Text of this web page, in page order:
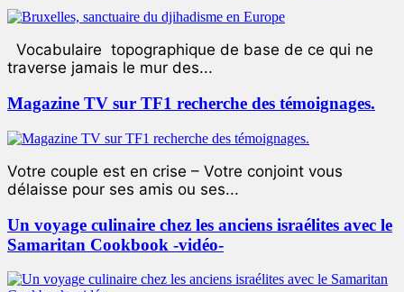
Vocabulaire topographique de base de ce qui ne
traverse jamais le mur des...
Magazine TV sur TF1 recherche des témoignages.
Votre couple est en crise – Votre conjoint vous
délaisse pour ses amis ou ses...
Un voyage culinaire chez les anciens israélites avec le
Samaritan Cookbook -vidéo-